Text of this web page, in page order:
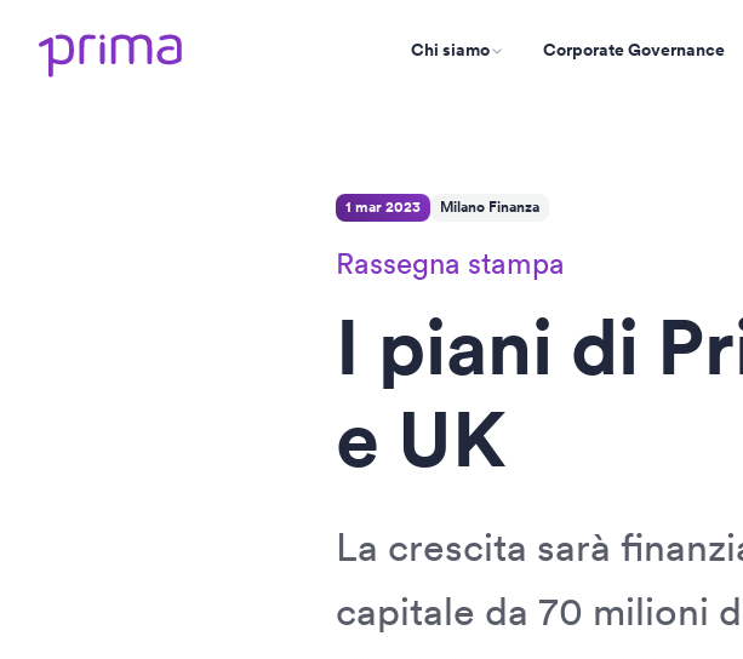
Chi siamo Corporate Governance
1 mar 2023 Milano Finanza
Rassegna stampa
I piani di
e UK
La crescita sarà
capitale da 70 milioni